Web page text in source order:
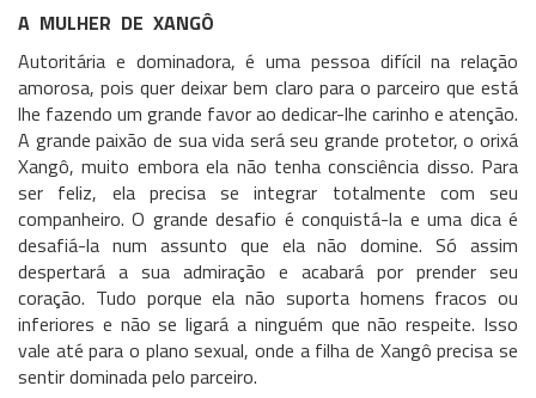
A MULHER DE XANGÔ
Autoritária e dominadora, é uma pessoa difícil na relação
amorosa, pois quer deixar bem claro para o parceiro que está
lhe fazendo um grande favor ao dedicar-lhe carinho e atenção.
A grande paixão de sua vida será seu grande protetor, o orixá
Xangô, muito embora ela não tenha consciência disso. Para
ser feliz, ela precisa se integrar totalmente com seu
companheiro. O grande desafio é conquistá-la e uma dica é
desafiá-la num assunto que ela não domine. Só assim
despertará a sua admiração e acabará por prender seu
coração. Tudo porque ela não suporta homens fracos ou
inferiores e não se ligará a ninguém que não respeite. Isso
vale até para o plano sexual, onde a filha de Xangô precisa se
sentir dominada pelo parceiro.